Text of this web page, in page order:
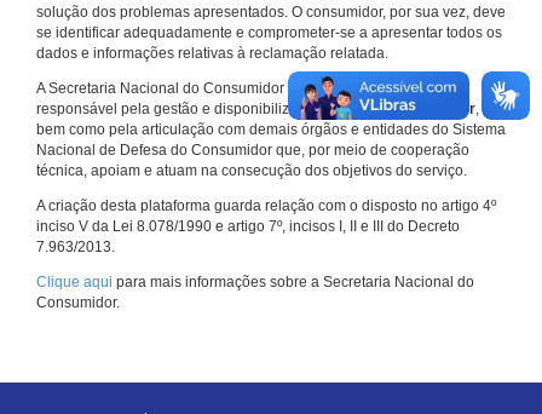
solução dos problemas apresentados. O consumidor, por sua vez, deve
se identificar adequadamente e comprometer-se a apresentar todos os
dados e informações relativas à reclamação relatada.
A Secretaria Nacional do Consumidor do Ministério da Justiça é a
responsável pela gestão e disponibilização doConsumidor.gov.br,
bem como pela articulação com demais órgãos e entidades do Sistema
Nacional de Defesa do Consumidor que, por meio de cooperação
técnica, apoiam e atuam na consecução dos objetivos do serviço.
A criação desta plataforma guarda relação com o disposto no artigo 4º
inciso V da Lei 8.078/1990 e artigo 7º, incisos I, II e III do Decreto
7.963/2013.
Clique aqui para mais informações sobre a Secretaria Nacional do
Consumidor.